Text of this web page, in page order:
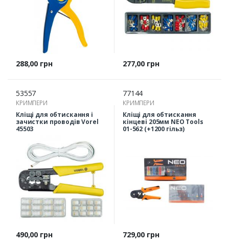
Ціна
288,00 грн Ціна
277,00 грн
53557
КРИМПЕРИ
Кліщі для обтискання і
зачистки проводів Vorel
45503
Ціна
490,00 грн
77144
КРИМПЕРИ
Кліщі для обтискання
кінцеві 205мм NEO Tools
01-562 (+1200 гільз)
Ціна
729,00 грн